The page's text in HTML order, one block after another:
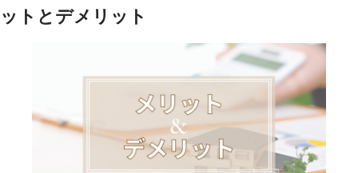
ットとデメリット